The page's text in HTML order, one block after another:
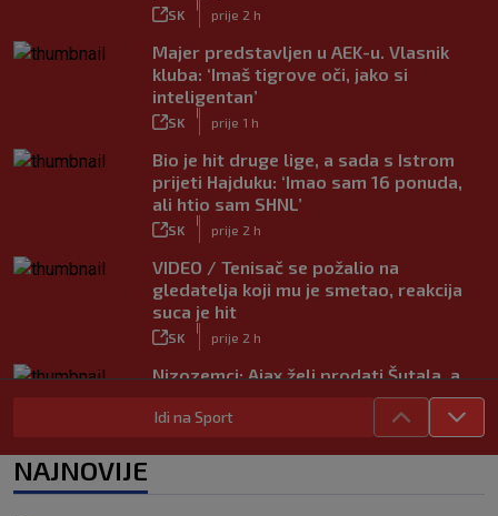
SK prije 2 h
Majer predstavljen u AEK-u. Vlasnik
kluba: ‘Imaš tigrove oči, jako si
inteligentan’
SK prije 1 h
Bio je hit druge lige, a sada s Istrom
prijeti Hajduku: ‘Imao sam 16 ponuda,
ali htio sam SHNL’
SK prije 2 h
VIDEO / Tenisač se požalio na
gledatelja koji mu je smetao, reakcija
suca je hit
SK prije 2 h
Nizozemci: Ajax želi prodati Šutala, a
SK
|
7. kol.
Bennacer raskinuo s Milanom i sada je
Idi na Sport
NAJNOVIJE